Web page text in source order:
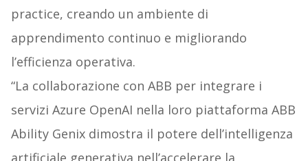
practice, creando un ambiente di
apprendimento continuo e migliorando
l’efficienza operativa.
“La collaborazione con ABB per integrare i
servizi Azure OpenAI nella loro piattaforma ABB
Ability Genix dimostra il potere dell’intelligenza